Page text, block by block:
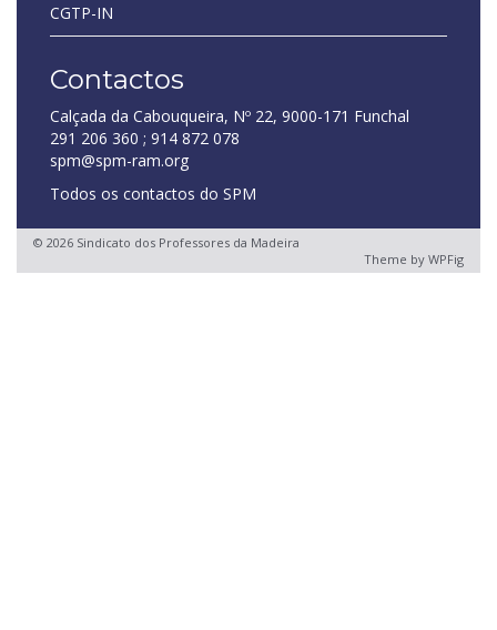
CGTP-IN
Contactos
Calçada da Cabouqueira, Nº 22, 9000-171 Funchal
291 206 360 ; 914 872 078
spm@spm-ram.org
Todos os contactos do SPM
© 2026 Sindicato dos Professores da Madeira
Theme by WPFig